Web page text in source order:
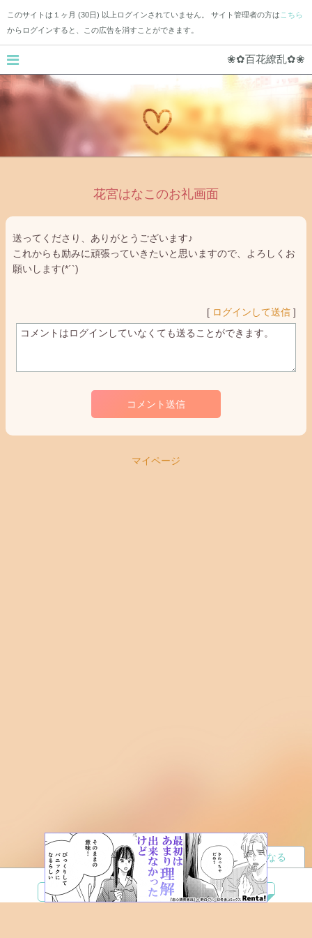
このサイトは１ヶ月 (30日) 以上ログインされていません。 サイト管理者の方は こちら
からログインすると、この広告を消すことができます。
❀✿百花繚乱✿❀
花宮はなこのお礼画面
送ってくださり、ありがとうございます♪
これからも励みに頑張っていきたいと思いますので、よろしくお
願いします(*´`)
[ ログインして送信 ]
コメント送信
マイページ
夢小説 ツイステ R18 鬼滅の刃 BL
読者になる